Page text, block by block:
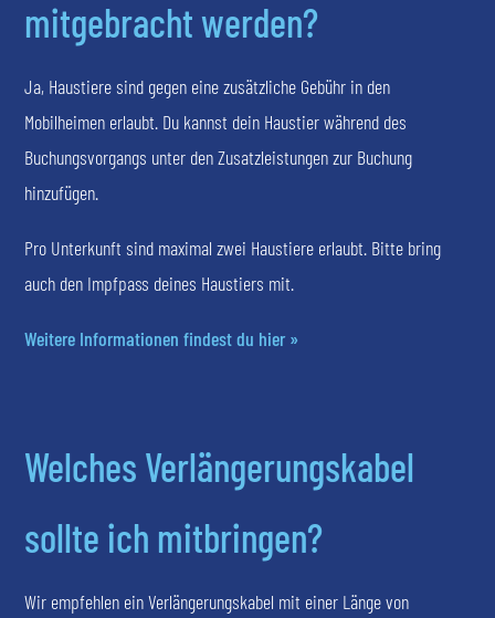
mitgebracht werden?
Ja, Haustiere sind gegen eine zusätzliche Gebühr in den
Mobilheimen erlaubt. Du kannst dein Haustier während des
Buchungsvorgangs unter den Zusatzleistungen zur Buchung
hinzufügen.
Pro Unterkunft sind maximal zwei Haustiere erlaubt. Bitte bring
auch den Impfpass deines Haustiers mit.
Weitere Informationen findest du hier »
Welches Verlängerungskabel
sollte ich mitbringen?
Wir empfehlen ein Verlängerungskabel mit einer Länge von